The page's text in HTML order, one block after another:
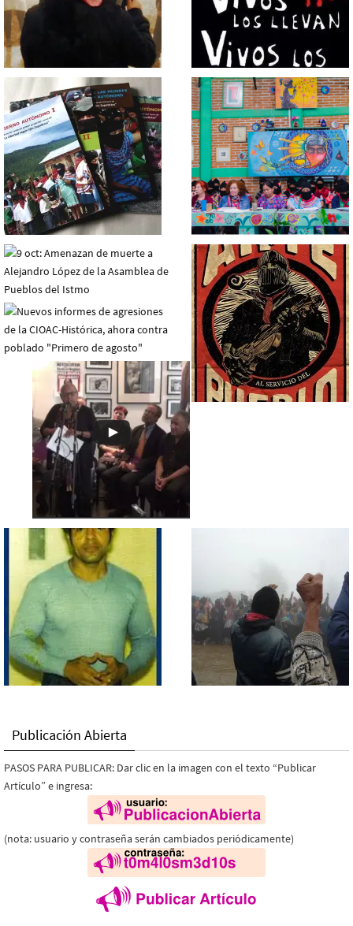
Publicación Abierta
PASOS PARA PUBLICAR: Dar clic en la imagen con el texto “Publicar
Artículo” e ingresa:
(nota: usuario y contraseña serán cambiados periódicamente)